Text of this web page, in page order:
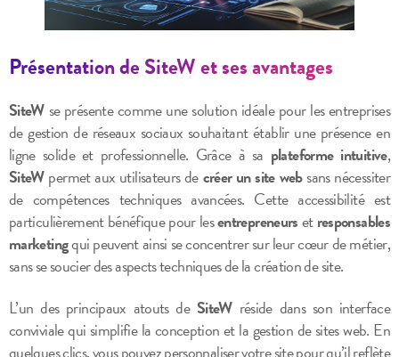
Présentation de SiteW et ses avantages
SiteWse présente comme une solution idéale pour les entreprises
de gestion de réseaux sociaux souhaitant établir une présence en
ligne solide et professionnelle. Grâce à sa plateforme intuitive,
SiteWpermet aux utilisateurs decréer un site websans nécessiter
de compétences techniques avancées. Cette accessibilité est
particulièrement bénéfique pour lesentrepreneursetresponsables
marketingqui peuvent ainsi se concentrer sur leur cœur de métier,
sans se soucier des aspects techniques de la création de site.
L’un des principaux atouts de SiteWréside dans son interface
conviviale qui simplifie la conception et la gestion de sites web. En
quelques clics, vous pouvez personnaliser votre site pour qu’il reflète